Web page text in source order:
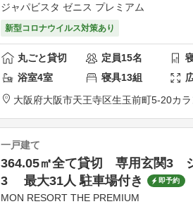
ジャパビスタ ゼニス プレミアム
新型コロナウイルス対策あり
丸ごと貸切 定員15名
浴室4室 寝具13組
大阪府大阪市天王寺区生玉前町5-20カ
一戸建て
364.05㎡全て貸切 専用玄関3
3 最大31人 駐車場付き
即予約
MON RESORT THE PREMIUM